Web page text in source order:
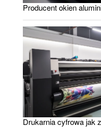
Producent okien
Drukarnia cyfrowa jak